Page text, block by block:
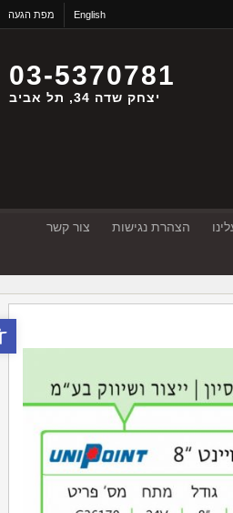
English מפת הגעה
03-5370781
יצחק שדה 34, תל אביב
הצהרת נגישות צור קשר